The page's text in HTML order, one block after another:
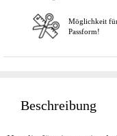
Möglichkeit
Passform!
Beschreibung